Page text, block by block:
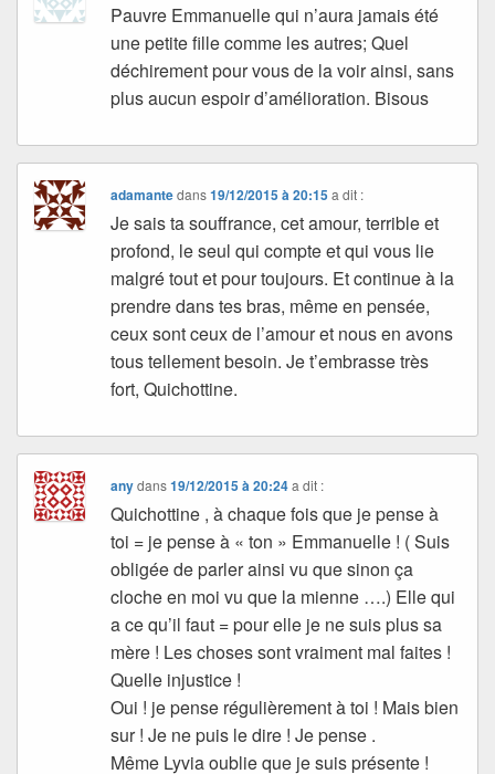
Pauvre Emmanuelle qui n’aura jamais été
une petite fille comme les autres; Quel
déchirement pour vous de la voir ainsi, sans
plus aucun espoir d’amélioration. Bisous
adamantedans19/12/2015 à 20:15 a dit :
Je sais ta souffrance, cet amour, terrible et
profond, le seul qui compte et qui vous lie
malgré tout et pour toujours. Et continue à la
prendre dans tes bras, même en pensée,
ceux sont ceux de l’amour et nous en avons
tous tellement besoin. Je t’embrasse très
fort, Quichottine.
anydans19/12/2015 à 20:24 a dit :
Quichottine , à chaque fois que je pense à
toi = je pense à « ton » Emmanuelle ! ( Suis
obligée de parler ainsi vu que sinon ça
cloche en moi vu que la mienne ….) Elle qui
a ce qu’il faut = pour elle je ne suis plus sa
mère ! Les choses sont vraiment mal faites !
Quelle injustice !
Oui ! je pense régulièrement à toi ! Mais bien
sur ! Je ne puis le dire ! Je pense .
Même Lyvia oublie que je suis présente !